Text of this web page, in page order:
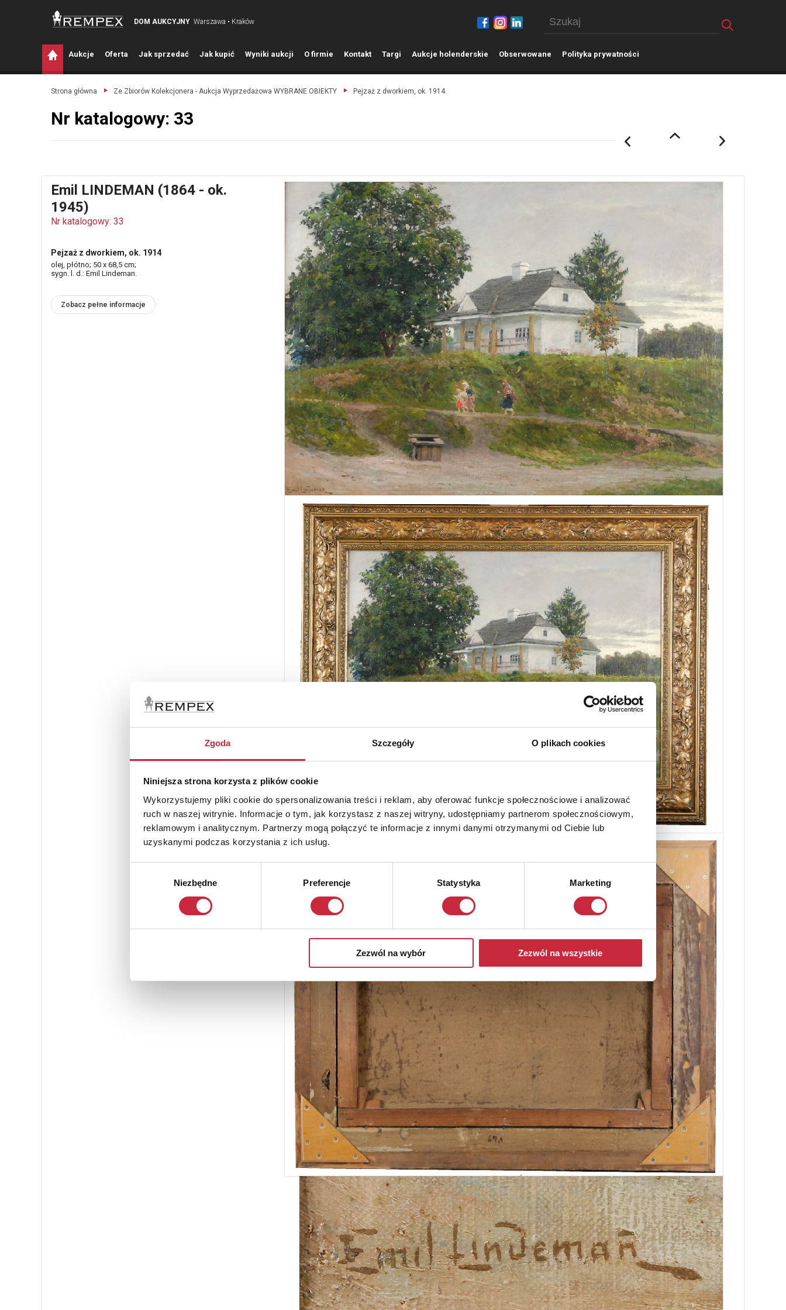
Zgoda Szczegóły O plikach cookies
Niniejsza strona korzysta z plików cookie
Wykorzystujemy pliki cookie do spersonalizowania treści i reklam, aby oferować funkcje społecznościowe i analizować
ruch w naszej witrynie. Informacje o tym, jak korzystasz z naszej witryny, udostępniamy partnerom społecznościowym,
reklamowym i analitycznym. Partnerzy mogą połączyć te informacje z innymi danymi otrzymanymi od Ciebie lub
uzyskanymi podczas korzystania z ich usług.
Niezbędne Preferencje Statystyka Marketing
Zezwól na wybór Zezwól na wszystkie
DOM AUKCYJNY Warszawa • Kraków
Aukcje Oferta Jak sprzedać Jak kupić Wyniki aukcji O firmie Kontakt Targi Aukcje holenderskie Obserwowane Polityka prywatności
Strona główna Ze Zbiorów Kolekcjonera - Aukcja Wyprzedażowa WYBRANE OBIEKTY Pejzaż z dworkiem, ok. 1914.
Nr katalogowy: 33
Emil LINDEMAN (1864 - ok.
1945)
Nr katalogowy: 33
Pejzaż z dworkiem, ok. 1914
olej, płótno; 50 x 68,5 cm;
sygn. l. d.: Emil Lindeman.
Zobacz pełne informacje